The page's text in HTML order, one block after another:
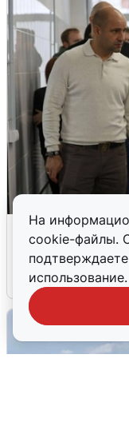
На
cookie-файлы.
использование.
Кто такой
его
5 августа 0